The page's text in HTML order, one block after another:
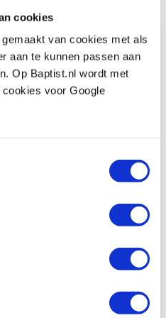
cookies
van cookies met als
aan te kunnen passen aan
Op Baptist.nl wordt met
voor Google